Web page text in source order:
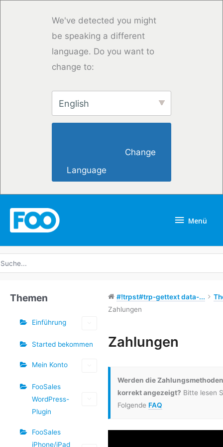
We've detected you might
be speaking a different
language. Do you want to
change to:
English
Language
Menü
Themen
Einführung
Started bekommen
Mein Konto
FooSales
WordPress-
Plugin
FooSales
iPhone/iPad
#!trpst#trp-gettext data-...
Zahlungen
Zahlungen
Werden die
korrekt angezeigt? Bitte lesen
Folgende FAQ
Schlagwörter
Navigation